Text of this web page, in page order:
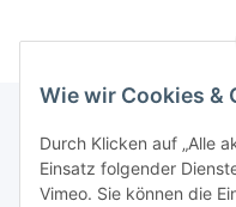
Wie wir Cookies &
Durch Klicken auf „Alle
Einsatz folgender
Vimeo. Sie können die
Informationen